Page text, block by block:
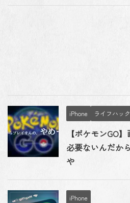
iPhone ライフハック
【ポケモンGO
必要ないんだか
や
iPhone